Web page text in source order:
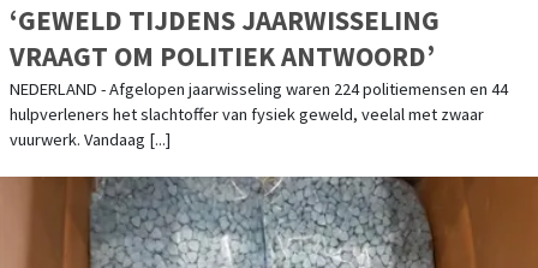
‘GEWELD TIJDENS JAARWISSELING
VRAAGT OM POLITIEK ANTWOORD’
NEDERLAND - Afgelopen jaarwisseling waren 224 politiemensen en 44
hulpverleners het slachtoffer van fysiek geweld, veelal met zwaar
vuurwerk. Vandaag [...]